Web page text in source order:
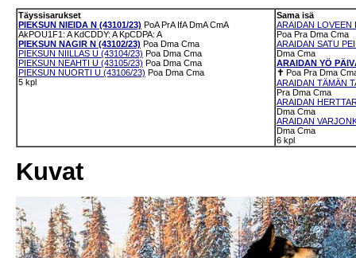
Täyssisarukset
PIEKSUN NIEIDA N (43101/23) PoA PrA IfA DmA CmA
AkPOU1F1: A KdCDDY: A KpCDPA: A
PIEKSUN NAGIR N (43102/23) Poa Dma Cma
PIEKSUN NIILLAS U (43104/23) Poa Dma Cma
PIEKSUN NEAHTI U (43105/23) Poa Dma Cma
PIEKSUN NUORTI U (43106/23) Poa Dma Cma
5 kpl
Sama isä
ARAIDAN LOVEEN
Poa Pra Dma Cma
ARAIDAN SATU
Dma Cma
ARAIDAN YÖ
✝ Poa Pra Dma
ARAIDAN TÄMÄN
Pra Dma Cma
ARAIDAN
Dma Cma
ARAIDAN
Dma Cma
6 kpl
Kuvat